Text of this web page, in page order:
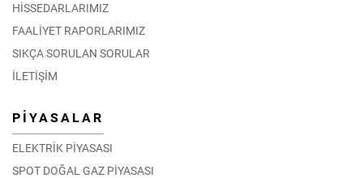
HİSSEDARLARIMIZ
FAALİYET RAPORLARIMIZ
SIKÇA SORULAN SORULAR
İLETİŞİM
PİYASALAR
ELEKTRİK PİYASASI
SPOT DOĞAL GAZ PİYASASI